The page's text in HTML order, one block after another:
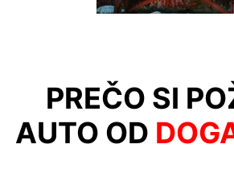
PREČO SI
AUTO OD